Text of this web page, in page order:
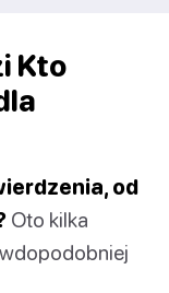
Kto
od
Oto kilka